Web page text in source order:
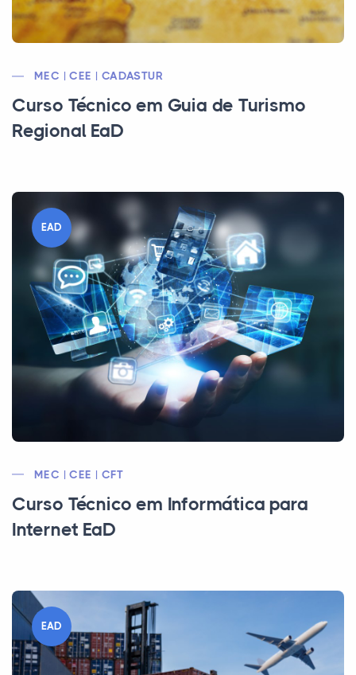
MEC | CEE | CADASTUR
Curso Técnico em Guia de Turismo
Regional EaD
EAD
MEC | CEE | CFT
Curso Técnico em Informática para
Internet EaD
EAD